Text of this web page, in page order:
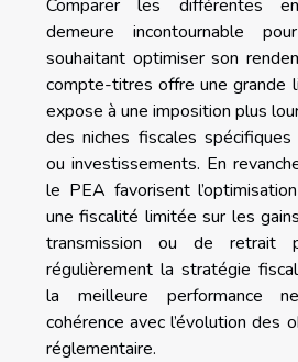
Comparer les différentes
demeure incontournable
souhaitant optimiser son
compte-titres offre une grande
expose à une imposition plus
des niches fiscales
ou investissements. En
le PEA favorisent
une fiscalité limitée sur les
transmission ou de retrait
régulièrement la stratégie
la meilleure performance
cohérence avec l’évolution des
réglementaire.